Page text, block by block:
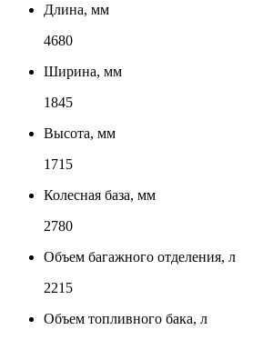
Длина, мм
4680
Ширина, мм
1845
Высота, мм
1715
Колесная база, мм
2780
Объем багажного отделения, л
2215
Объем топливного бака, л